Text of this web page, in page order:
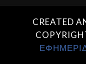
CREATED